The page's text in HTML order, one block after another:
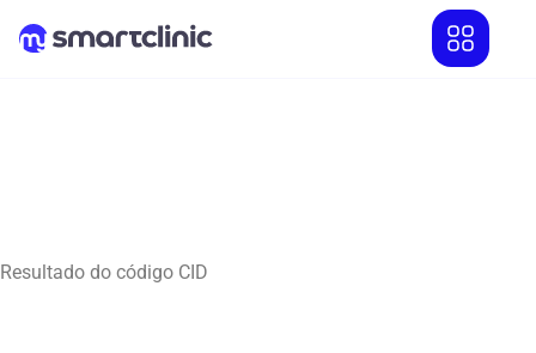
Resultado do código CID